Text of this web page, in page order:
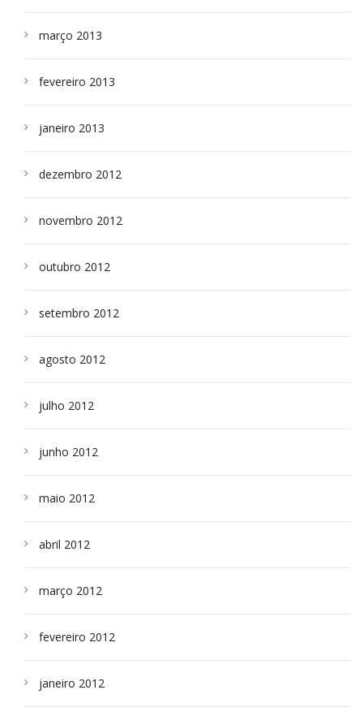
março 2013
fevereiro 2013
janeiro 2013
dezembro 2012
novembro 2012
outubro 2012
setembro 2012
agosto 2012
julho 2012
junho 2012
maio 2012
abril 2012
março 2012
fevereiro 2012
janeiro 2012